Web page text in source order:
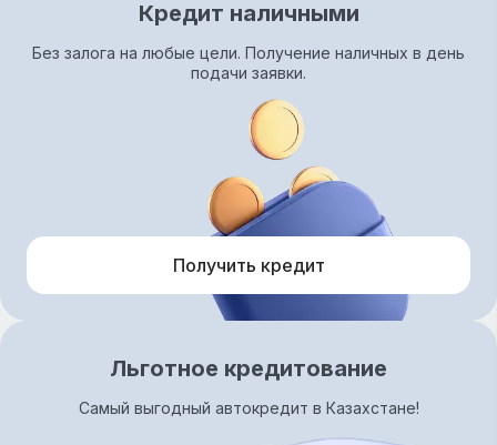
Кредит наличными
Без залога на любые цели. Получение наличных в день
подачи заявки.
Получить кредит
Льготное кредитование
Самый выгодный автокредит в Казахстане!